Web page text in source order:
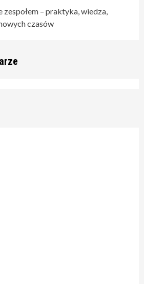
zespołem – praktyka, wiedza,
czasów